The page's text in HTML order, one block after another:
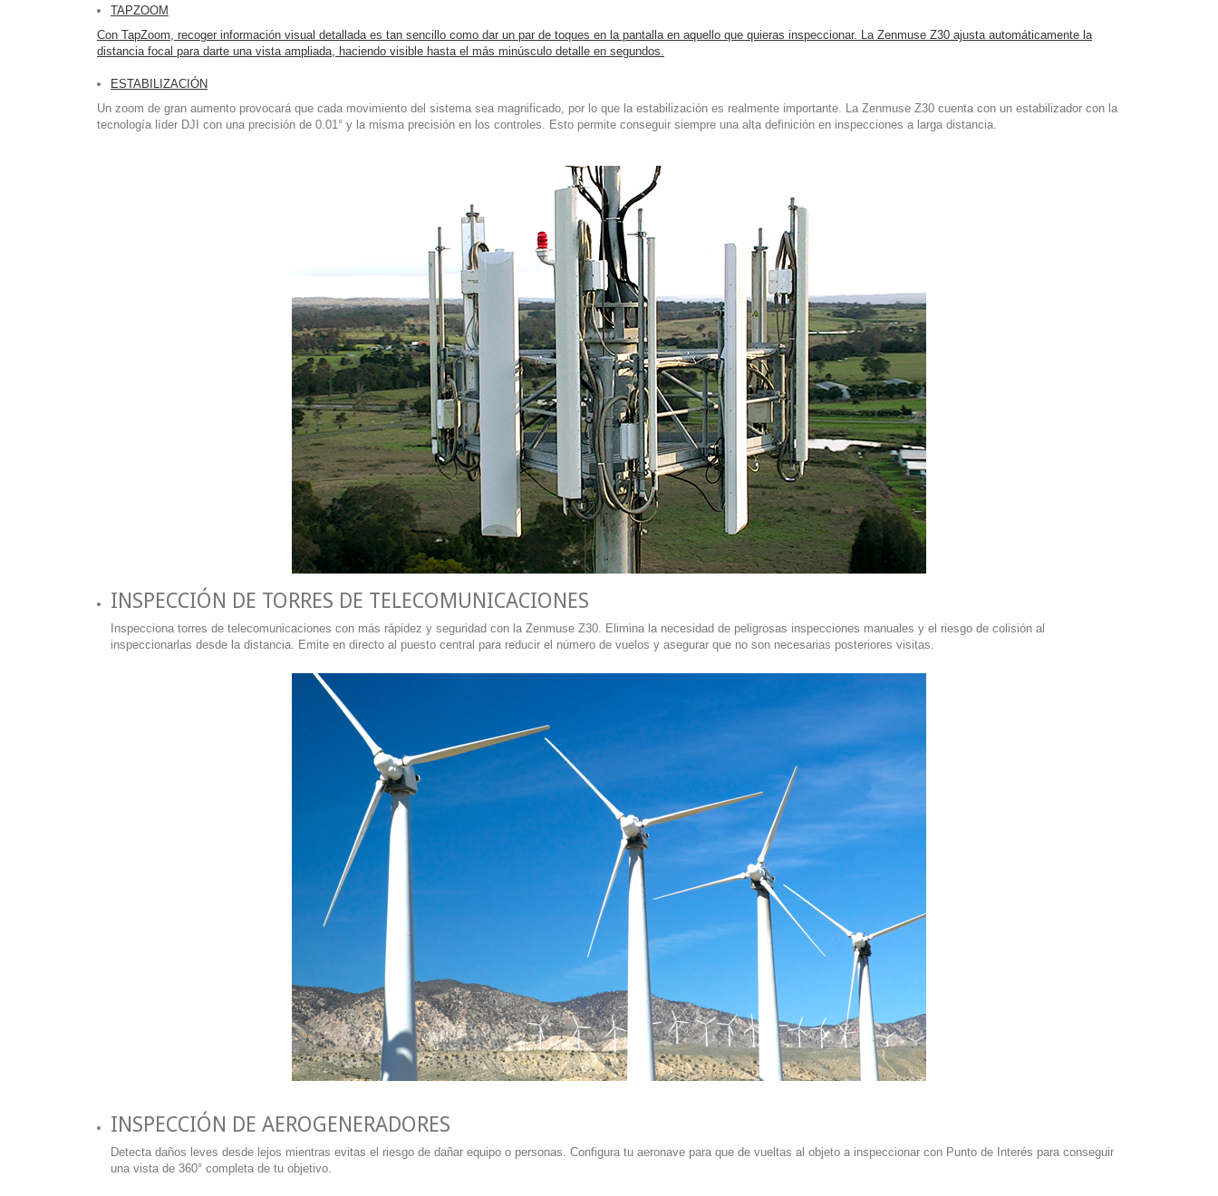
TAPZOOM
Con TapZoom, recoger información visual detallada es tan sencillo como dar un par de toques en la pantalla en aquello que quieras inspeccionar. La Zenmuse Z30 ajusta automáticamente la
distancia focal para darte una vista ampliada, haciendo visible hasta el más minúsculo detalle en segundos.
ESTABILIZACIÓN
Un zoom de gran aumento provocará que cada movimiento del sistema sea magnificado, por lo que la estabilización es realmente importante. La Zenmuse Z30 cuenta con un estabilizador con la
tecnología líder DJI con una precisión de 0.01° y la misma precisión en los controles. Esto permite conseguir siempre una alta definición en inspecciones a larga distancia.
INSPECCIÓN DE TORRES DE TELECOMUNICACIONES
Inspecciona torres de telecomunicaciones con más rápidez y seguridad con la Zenmuse Z30. Elimina la necesidad de peligrosas inspecciones manuales y el riesgo de colisión al
inspeccionarlas desde la distancia. Emite en directo al puesto central para reducir el número de vuelos y asegurar que no son necesarias posteriores visitas.
INSPECCIÓN DE AEROGENERADORES
Detecta daños leves desde lejos mientras evitas el riesgo de dañar equipo o personas. Configura tu aeronave para que de vueltas al objeto a inspeccionar con Punto de Interés para conseguir
una vista de 360° completa de tu objetivo.